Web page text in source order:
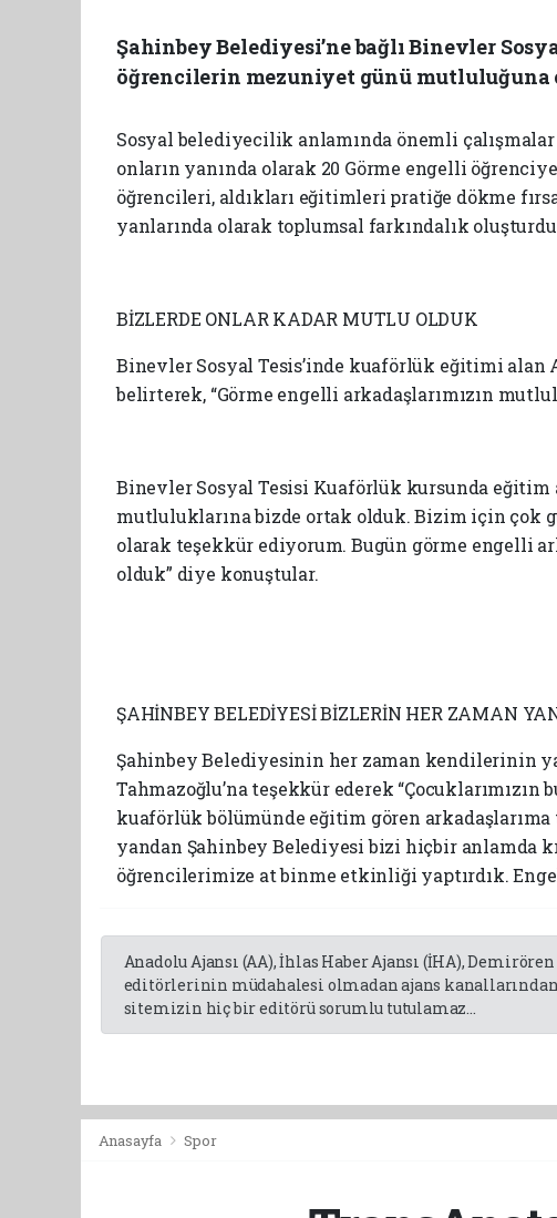
Şahinbey Belediyesi’ne bağlı Binevler
öğrencilerin mezuniyet günü mutluluğuna
Sosyal belediyecilik anlamında önemli
onların yanında olarak 20 Görme engelli
öğrencileri, aldıkları eğitimleri pratiğe dökme
yanlarında olarak toplumsal farkındalık
BİZLERDE ONLAR KADAR MUTLU OLDUK
Binevler Sosyal Tesis’inde kuaförlük eğitimi alan
belirterek, “Görme engelli arkadaşlarımızın
Binevler Sosyal Tesisi Kuaförlük kursunda eğitim
mutluluklarına bizde ortak olduk. Bizim için çok
olarak teşekkür ediyorum. Bugün görme engelli
olduk” diye konuştular.
ŞAHİNBEY BELEDİYESİ BİZLERİN HER ZAMAN
Şahinbey Belediyesinin her zaman kendilerinin
Tahmazoğlu’na teşekkür ederek
kuaförlük bölümünde eğitim gören
yandan Şahinbey Belediyesi bizi hiçbir anlamda
öğrencilerimize at binme etkinliği yaptırdık.
Anadolu Ajansı (AA), İhlas Haber Ajansı (İHA),
editörlerinin müdahalesi olmadan ajans
sitemizin hiç bir editörü sorumlu tutulamaz...
Anasayfa Spor